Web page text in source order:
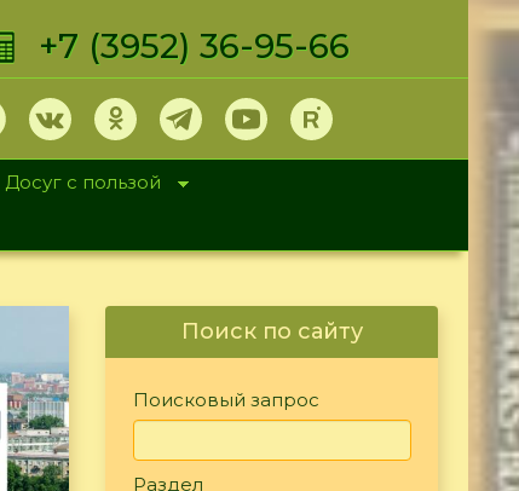
+7 (3952) 36-95-66
Досуг с пользой
Поиск по сайту
Поисковый запрос
Раздел